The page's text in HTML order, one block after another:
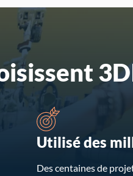
Utilisé des
Des centaines de